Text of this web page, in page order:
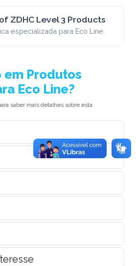
ZDHC Level 3 Products
especializada para Eco Line.
Produtos
Eco Line?
saber mais detalhes sobre esta